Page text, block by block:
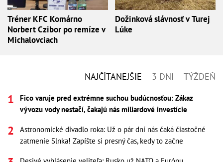
Tréner KFC Komárno
Norbert Czibor po remíze v
Michalovciach
Dožinková slávnosť v Turej
Lúke
NAJČÍTANEJŠIE 3 DNI TÝŽDEŇ
Fico varuje pred extrémne suchou budúcnosťou: Zákaz
vývozu vody nestačí, čakajú nás miliardové investície
Astronomické divadlo roka: Už o pár dní nás čaká čiastočné
zatmenie Slnka! Zapíšte si presný čas, kedy to začne